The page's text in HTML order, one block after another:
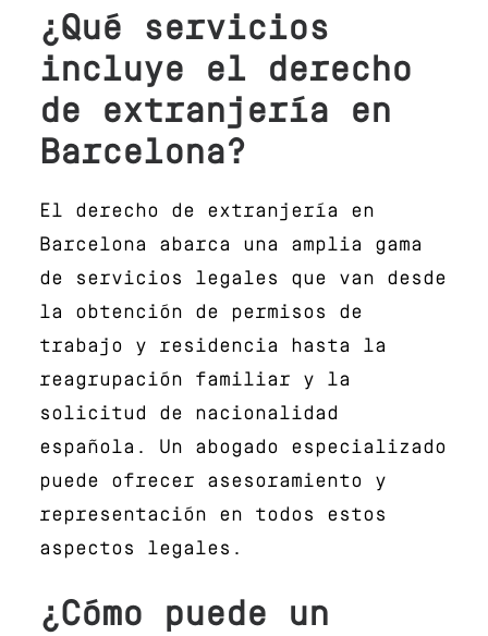
¿Qué servicios
incluye el derecho
de extranjería en
Barcelona?
El derecho de extranjería en
Barcelona abarca una amplia gama
de servicios legales que van desde
la obtención de permisos de
trabajo y residencia hasta la
reagrupación familiar y la
solicitud de nacionalidad
española. Un abogado especializado
puede ofrecer asesoramiento y
representación en todos estos
aspectos legales.
¿Cómo puede un